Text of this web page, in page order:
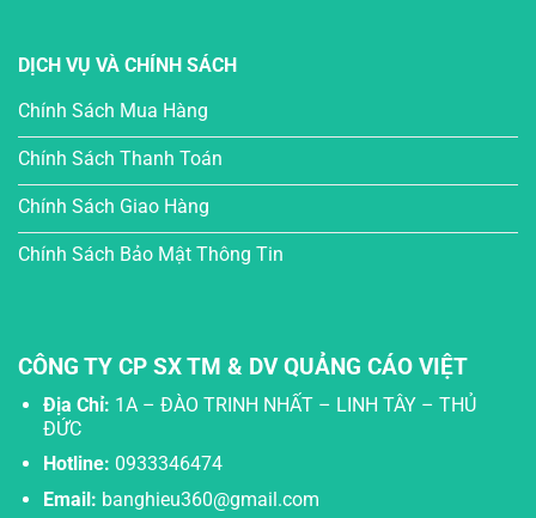
DỊCH VỤ VÀ CHÍNH SÁCH
Chính Sách Mua Hàng
Chính Sách Thanh Toán
Chính Sách Giao Hàng
Chính Sách Bảo Mật Thông Tin
CÔNG TY CP SX TM & DV QUẢNG CÁO VIỆT
Địa Chỉ: 1A – ĐÀO TRINH NHẤT – LINH TÂY – THỦ
ĐỨC
Hotline: 0933346474
Email: banghieu360@gmail.com